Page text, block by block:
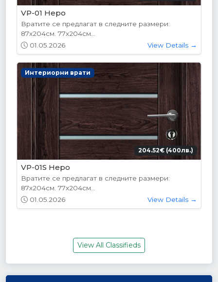
VP-01 Hepo
Вратите се предлагат в следните размери:
87х204см. 77х204см...
01.05.2026
View Details →
Интериорни врати
204.52€ (400лв.)
VP-01S Hepo
Вратите се предлагат в следните размери:
87х204см. 77х204см...
01.05.2026
View Details →
View All Classifieds